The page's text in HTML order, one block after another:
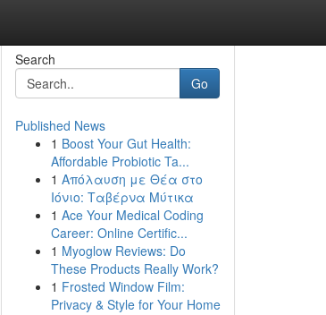
Search
Go
Published News
1 Boost Your Gut Health:
Affordable Probiotic Ta...
1 Απόλαυση με Θέα στο
Ιόνιο: Ταβέρνα Μύτικα
1 Ace Your Medical Coding
Career: Online Certific...
1 Myoglow Reviews: Do
These Products Really Work?
1 Frosted Window Film:
Privacy & Style for Your Home